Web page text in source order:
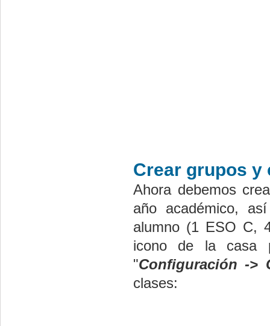
Crear grupos y
Ahora debemos
año académico,
alumno (1 ESO C,
icono de la casa
"Configuración ->
clases: